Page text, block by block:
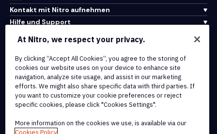
Kontakt mit Nitro aufnehmen
Hilfe und Support
Nutzungsbedingungen
Cookie-Richtlinie
Copyright-Richtlinie
Alle Bedingungen und Richtlinien
At Nitro, we respect your privacy.
By clicking “Accept All Cookies”, you agree to the storing of
cookies our website uses on your device to enhance site
navigation, analyze site usage, and assist in our marketing
efforts. We might also share specific data with third parties. If
you want to customize your cookie preferences or reject
specific cookies, please click "Cookies Settings".
More information on the cookies we use, is available via our
Cookies Policy